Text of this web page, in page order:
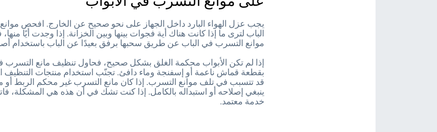
يجب عزل الهواء البارد داخل الجهاز على نحو صحيح عن الخارج. افحص
الباب لترى ما إذا كانت هناك أية فجوات بينها وبين الخزانة. إذا وجدت أيًا
موانع التسرب في الباب عن طريق سحبها برفق بعيدًا عن الباب باستخدام
إذا لم تكن الأبواب محكمة الغلق بشكل صحيح، فحاول تنظيف مانع التسرب
بقطعة قماش ناعمة أو إسفنجة وماء دافئ. تجنّب استخدام منتجات التنظيف
قد تتسبب في تلف موانع التسرب. إذا كان مانع التسرب غير محكم الربط
ينبغي إصلاحه أو استبداله بالكامل. إذا كنت تشك في أن هذه هي المشكلة،
خدمة معتمد.